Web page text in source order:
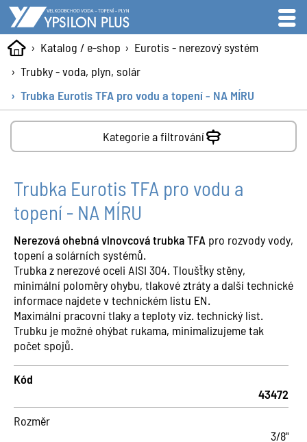
Katalog / e-shop
Eurotis - nerezový systém
Trubky - voda, plyn, solár
Trubka Eurotis TFA pro vodu a topení - NA MÍRU
Kategorie a filtrování
Trubka Eurotis TFA pro vodu a
topení - NA MÍRU
Nerezová ohebná vlnovcová trubka TFA pro rozvody vody,
topení a solárních systémů.
Trubka z nerezové oceli AISI 304. Tloušťky stěny,
minimální poloměry ohybu, tlakové ztráty a další technické
informace najdete v technickém listu EN.
Maximální pracovní tlaky a teploty viz. technický list.
Trubku je možné ohýbat rukama, minimalizujeme tak
počet spojů.
Kód
43472
Rozměr
3/8"